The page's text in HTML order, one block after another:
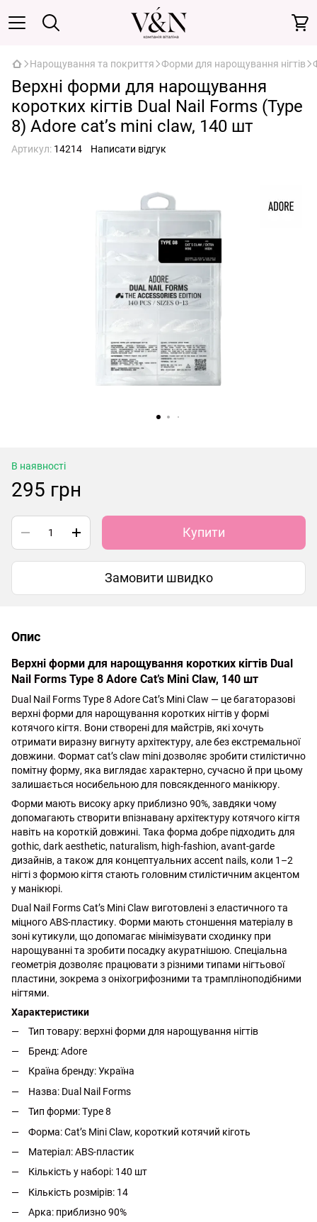
Нарощування та покриття Форми для нарощування нігтів
Верхні форми для нарощування
коротких кігтів Dual Nail Forms (Type
8) Adore cat’s mini claw, 140 шт
Артикул: 14214 Написати відгук
В наявності
295 грн
Купити
Замовити швидко
Опис
Верхні форми для нарощування коротких кігтів Dual
Nail Forms Type 8 Adore Cat’s Mini Claw, 140 шт
Dual Nail Forms Type 8 Adore Cat’s Mini Claw — це багаторазові
верхні форми для нарощування коротких нігтів у формі
котячого кігтя. Вони створені для майстрів, які хочуть
отримати виразну вигнуту архітектуру, але без екстремальної
довжини. Формат cat’s claw mini дозволяє зробити стилістично
помітну форму, яка виглядає характерно, сучасно й при цьому
залишається носибельною для повсякденного манікюру.
Форми мають високу арку приблизно 90%, завдяки чому
допомагають створити впізнавану архітектуру котячого кігтя
навіть на короткій довжині. Така форма добре підходить для
gothic, dark aesthetic, naturalism, high-fashion, avant-garde
дизайнів, а також для концептуальних accent nails, коли 1–2
нігті з формою кігтя стають головним стилістичним акцентом
у манікюрі.
Dual Nail Forms Cat’s Mini Claw виготовлені з еластичного та
міцного ABS-пластику. Форми мають стоншення матеріалу в
зоні кутикули, що допомагає мінімізувати сходинку при
нарощуванні та зробити посадку акуратнішою. Спеціальна
геометрія дозволяє працювати з різними типами нігтьової
пластини, зокрема з оніхогрифозними та трампліноподібними
нігтями.
Характеристики
Тип товару: верхні форми для нарощування нігтів
Бренд: Adore
Країна бренду: Україна
Назва: Dual Nail Forms
Тип форми: Type 8
Форма: Cat’s Mini Claw, короткий котячий кіготь
Матеріал: ABS-пластик
Кількість у наборі: 140 шт
Кількість розмірів: 14
Арка: приблизно 90%